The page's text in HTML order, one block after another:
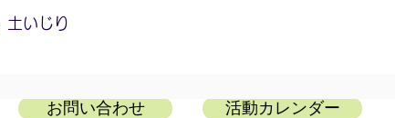
土いじり
お問い合わせ 活動カレンダー